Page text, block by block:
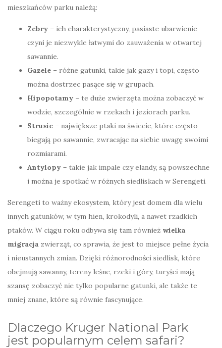
mieszkańców parku należą:
Zebry – ich charakterystyczny, pasiaste ubarwienie
czyni je niezwykle łatwymi do zauważenia w otwartej
sawannie.
Gazele – różne gatunki, takie jak gazy i topi, często
można dostrzec pasące się w grupach.
Hipopotamy – te duże zwierzęta można zobaczyć w
wodzie, szczególnie w rzekach i jeziorach parku.
Strusie – największe ptaki na świecie, które często
biegają po sawannie, zwracając na siebie uwagę swoimi
rozmiarami.
Antylopy – takie jak impale czy elandy, są powszechne
i można je spotkać w różnych siedliskach w Serengeti.
Serengeti to ważny ekosystem, który jest domem dla wielu
innych gatunków, w tym hien, krokodyli, a nawet rzadkich
ptaków. W ciągu roku odbywa się tam również wielka
migracja zwierząt, co sprawia, że jest to miejsce pełne życia
i nieustannych zmian. Dzięki różnorodności siedlisk, które
obejmują sawanny, tereny leśne, rzeki i góry, turyści mają
szansę zobaczyć nie tylko popularne gatunki, ale także te
mniej znane, które są równie fascynujące.
Dlaczego Kruger National Park
jest popularnym celem safari?